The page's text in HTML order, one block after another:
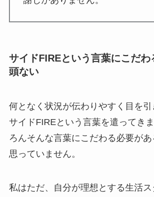
サイドFIREという言葉にこだわ
頭ない
何となく状況が伝わりやすく目を
サイドFIREという言葉を遣ってき
ろんそんな言葉にこだわる必要が
思っていません。
私はただ、自分が理想とする生活